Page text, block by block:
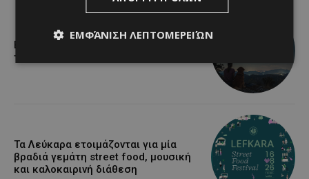
Βραδινή πεζοπορία στον Μαχαιρά με
τον σκύλο σου και θέα τις Περσείδες
Τα Λεύκαρα ετοιμάζονται για μία
βραδιά γεμάτη street food, μουσική
και καλοκαιρινή διάθεση
ΕΜΦΆΝΙΣΗ ΛΕΠΤΟΜΕΡΕΙΏΝ